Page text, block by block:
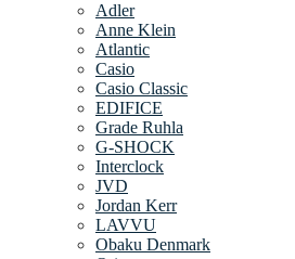
Adler
Anne Klein
Atlantic
Casio
Casio Classic
EDIFICE
Grade Ruhla
G-SHOCK
Interclock
JVD
Jordan Kerr
LAVVU
Obaku Denmark